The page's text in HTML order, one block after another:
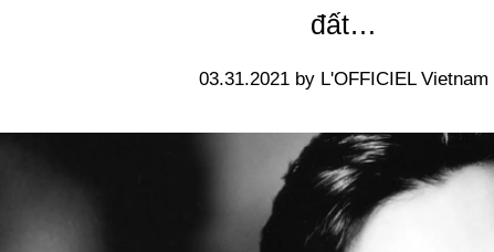
đất…
03.31.2021 by L'OFFICIEL Vietnam